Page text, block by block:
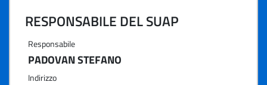
RESPONSABILE DEL SUAP
Responsabile
PADOVAN STEFANO
Indirizzo